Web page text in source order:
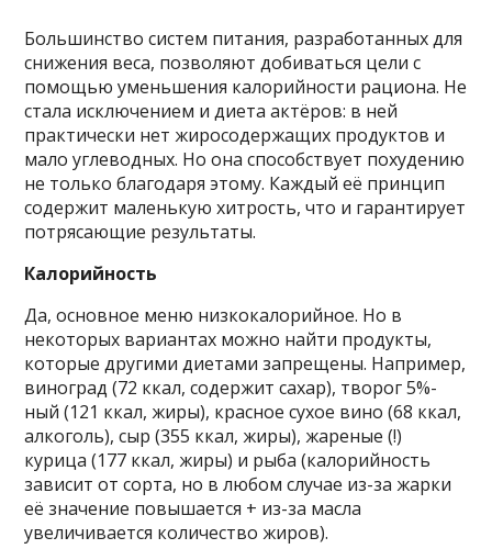
Большинство систем питания, разработанных для
снижения веса, позволяют добиваться цели с
помощью уменьшения калорийности рациона. Не
стала исключением и диета актёров: в ней
практически нет жиросодержащих продуктов и
мало углеводных. Но она способствует похудению
не только благодаря этому. Каждый её принцип
содержит маленькую хитрость, что и гарантирует
потрясающие результаты.
Калорийность
Да, основное меню низкокалорийное. Но в
некоторых вариантах можно найти продукты,
которые другими диетами запрещены. Например,
виноград (72 ккал, содержит сахар), творог 5%-
ный (121 ккал, жиры), красное сухое вино (68 ккал,
алкоголь), сыр (355 ккал, жиры), жареные (!)
курица (177 ккал, жиры) и рыба (калорийность
зависит от сорта, но в любом случае из-за жарки
её значение повышается + из-за масла
увеличивается количество жиров).